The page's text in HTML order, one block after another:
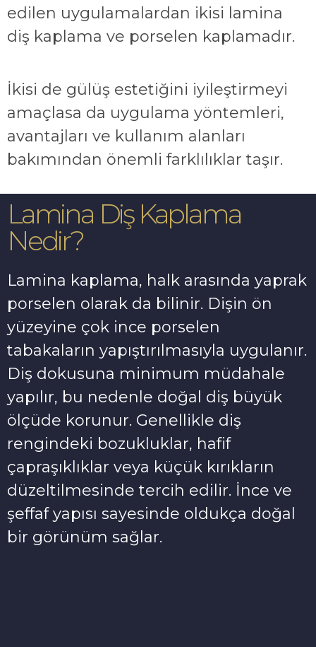
edilen uygulamalardan ikisi lamina
diş kaplama ve porselen kaplamadır.
İkisi de gülüş estetiğini iyileştirmeyi
amaçlasa da uygulama yöntemleri,
avantajları ve kullanım alanları
bakımından önemli farklılıklar taşır.
Lamina Diş Kaplama
Nedir?
Lamina kaplama, halk arasında yaprak
porselen olarak da bilinir. Dişin ön
yüzeyine çok ince porselen
tabakaların yapıştırılmasıyla uygulanır.
Diş dokusuna minimum müdahale
yapılır, bu nedenle doğal diş büyük
ölçüde korunur. Genellikle diş
rengindeki bozukluklar, hafif
çapraşıklıklar veya küçük kırıkların
düzeltilmesinde tercih edilir. İnce ve
şeffaf yapısı sayesinde oldukça doğal
bir görünüm sağlar.